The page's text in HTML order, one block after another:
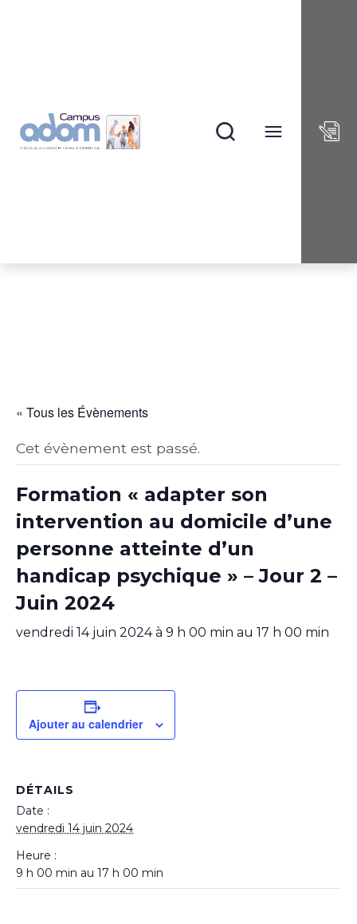
« Tous les Évènements
Cet évènement est passé.
Formation « adapter son
intervention au domicile d’une
personne atteinte d’un
handicap psychique » – Jour 2 –
Juin 2024
vendredi 14 juin 2024 à 9 h 00 min au 17 h 00 min
Ajouter au calendrier
DÉTAILS
Date :
vendredi 14 juin 2024
Heure :
9 h 00 min au 17 h 00 min